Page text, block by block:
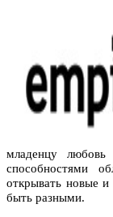
младенцу
способностями
открывать новые
быть разными.